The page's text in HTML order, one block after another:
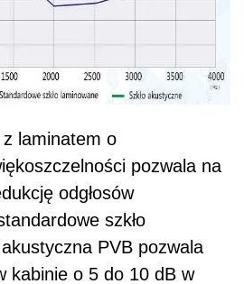
laminatem o
pozwala na
odgłosów
szkło
PVB pozwala
kabinie o 5 do 10 dB w